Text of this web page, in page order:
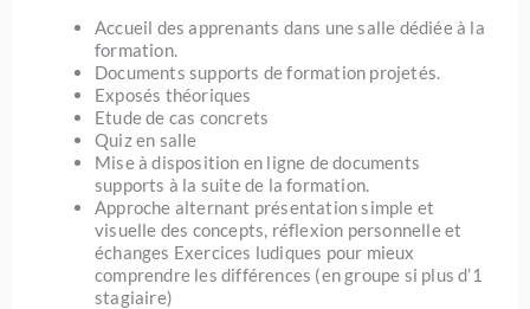
Accueil des apprenants dans une salle dédiée à la
formation.
Documents supports de formation projetés.
Exposés théoriques
Etude de cas concrets
Quiz en salle
Mise à disposition en ligne de documents
supports à la suite de la formation.
Approche alternant présentation simple et
visuelle des concepts, réflexion personnelle et
échanges Exercices ludiques pour mieux
comprendre les différences (en groupe si plus d’1
stagiaire)